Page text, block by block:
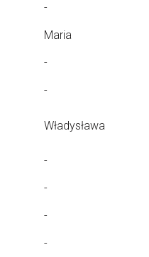
-
Maria
-
-
Władysława
-
-
-
-